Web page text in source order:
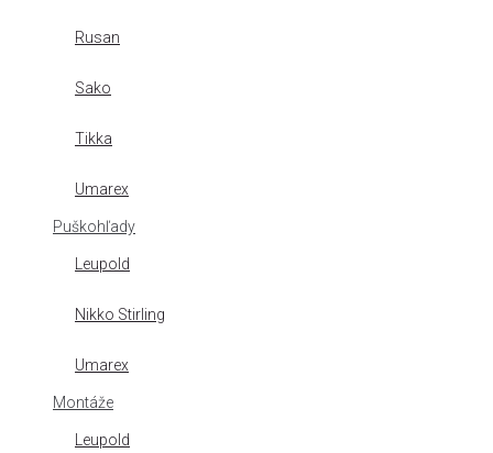
Rusan
Sako
Tikka
Umarex
Puškohľady
Leupold
Nikko Stirling
Umarex
Montáže
Leupold